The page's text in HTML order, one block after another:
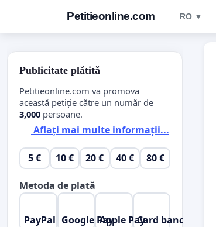
Petitieonline.com RO ▼
Publicitate plătită
Petitieonline.com va promova
această petiție către un număr de
3,000 persoane.
Aflați mai multe informații...
5 € 10 € 20 € 40 € 80 €
Metoda de plată
PayPal Google PayApple PayCard bancar